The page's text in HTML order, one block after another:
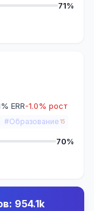
71%
ERR-1.0% рост
#Образование 15
70%
954.1k